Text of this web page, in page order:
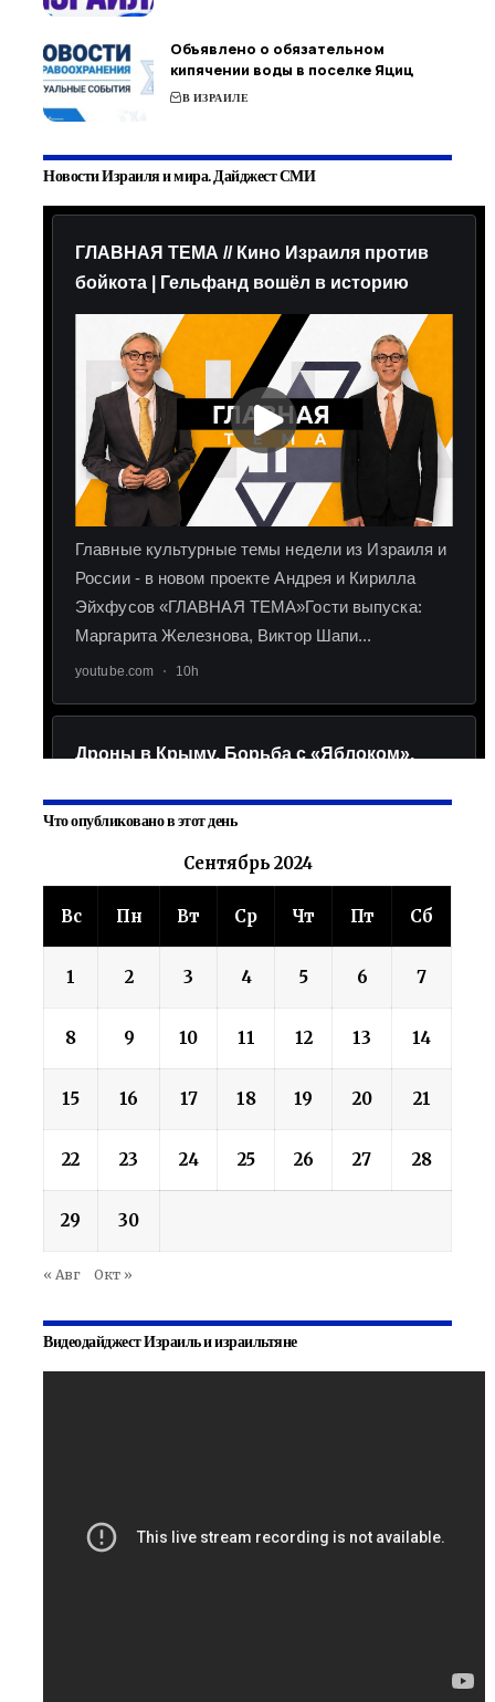
Объявлено о обязательном
кипячении воды в поселке Яциц
В ИЗРАИЛЕ
Новости Израиля и мира. Дайджест СМИ
Что опубликовано в этот день
Сентябрь 2024
Вс Пн Вт Ср Чт Пт Сб
1 2 3 4 5 6 7
8 9 10 11 12 13 14
15 16 17 18 19 20 21
22 23 24 25 26 27 28
29 30
« Авг Окт »
Видеодайджест Израиль и израильтяне